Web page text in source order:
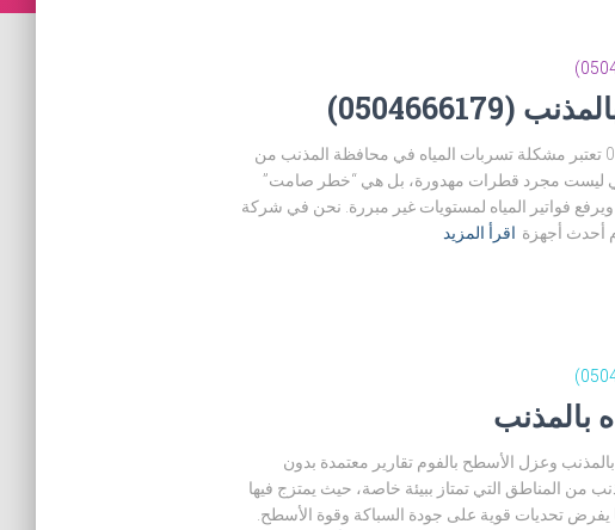
بدون تكسير شركة المتميز 0504666179 تعتبر مشكلة تسربات المياه في محافظة المذنب من
فهي ليست مجرد قطرات مهدورة، بل هي “خطر صامت”
فواتير المياه لمستويات غير مبررة. نحن في شركة
أحدث أجهزة اقرأ المزيد
بالمذنب
المياه بالمذنب وعزل الأسطح بالفوم تقارير معتمدة بدون
محافظة المذنب من المناطق التي تمتاز ببيئة خاصة، حيث يمتزج فيها
يفرض تحديات قوية على جودة السباكة وقوة الأسطح.